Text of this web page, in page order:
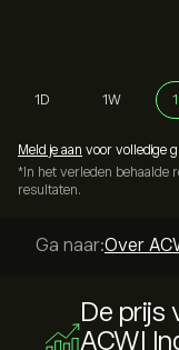
1D 1W
Meld je aan voor volledige
*In het verleden behaalde
resultaten.
Ga naar:Over
De prijs
ACWI